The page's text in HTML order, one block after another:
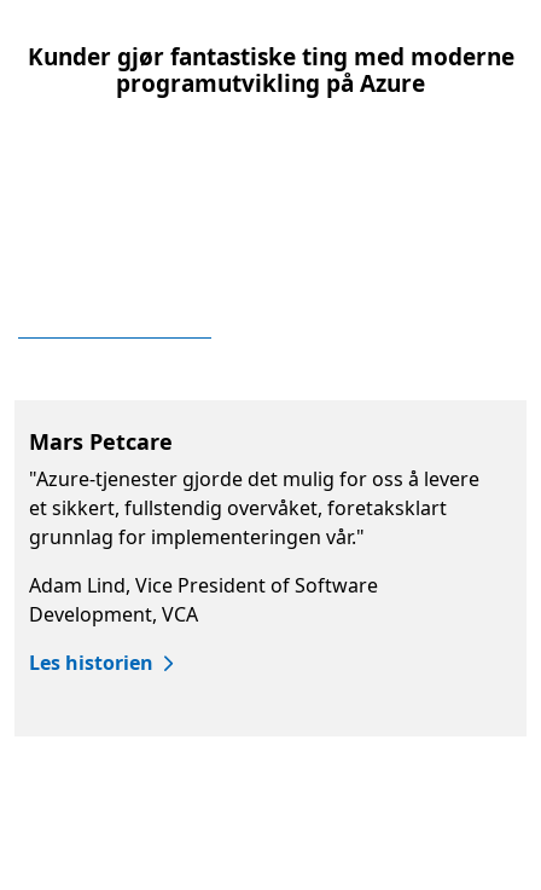
Kunder gjør fantastiske ting med moderne
programutvikling på Azure
Mars Petcare
"Azure-tjenester gjorde det mulig for oss å levere
et sikkert, fullstendig overvåket, foretaksklart
grunnlag for implementeringen vår."
Adam Lind, Vice President of Software
Development, VCA
Les historien